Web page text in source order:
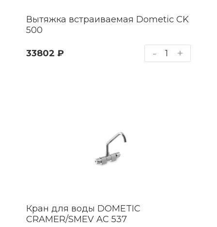
Вытяжка встраиваемая Dometic CK
500
33802 ₽ - +
Кран для воды DOMETIC
CRAMER/SMEV AC 537